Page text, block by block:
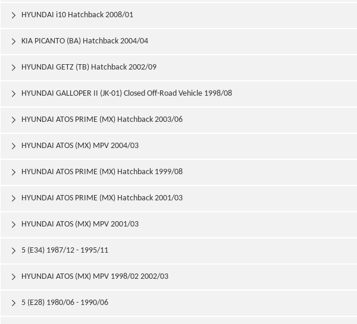
HYUNDAI i10 Hatchback 2008/01

KIA PICANTO (BA) Hatchback 2004/04

HYUNDAI GETZ (TB) Hatchback 2002/09

HYUNDAI GALLOPER II (JK-01) Closed Off-Road Vehicle 1998/08

HYUNDAI ATOS PRIME (MX) Hatchback 2003/06

HYUNDAI ATOS (MX) MPV 2004/03

HYUNDAI ATOS PRIME (MX) Hatchback 1999/08

HYUNDAI ATOS PRIME (MX) Hatchback 2001/03

HYUNDAI ATOS (MX) MPV 2001/03

5 (E34) 1987/12 - 1995/11

HYUNDAI ATOS (MX) MPV 1998/02 2002/03

5 (E28) 1980/06 - 1990/06
